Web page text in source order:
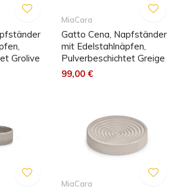
Grolive
MiaCara
Gatto Cena, Napfständer
mit Edelstahlnäpfen,
Pulverbeschichtet Greige
99,00 €
MiaCara